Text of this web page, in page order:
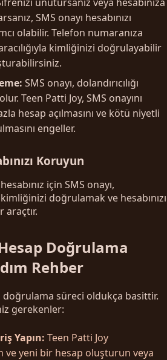
SMS onayı hesabınızı
olabilir. Telefon numaranıza
kimliğinizi doğrulayabilir
SMS onayı, dolandırıcılığı
Teen Patti Joy, SMS onayını
hesap açılmasını ve kötü niyetli
engeller.
Koruyun
için SMS onayı,
doğrulamak ve hesabınızı
Doğrulama
Rehber
doğrulama süreci oldukça basittir.
gerekenler:
Yapın: Teen Patti Joy
ve yeni bir hesap oluşturun veya